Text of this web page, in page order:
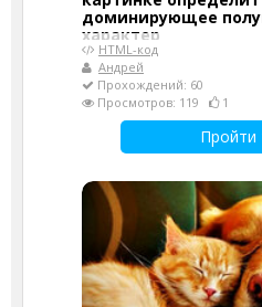
доминирующее
характер
HTML-код
Андрей
Прохождений: 60
Просмотров: 119
1
Пройти